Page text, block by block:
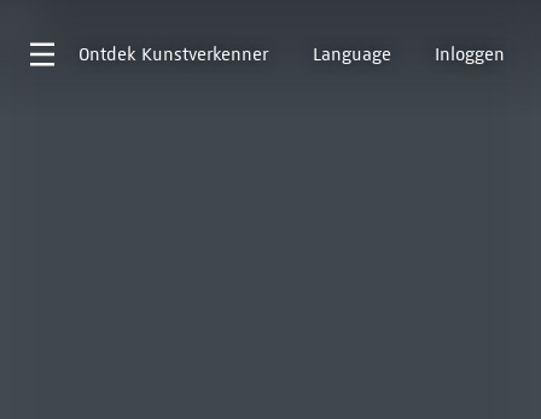
Ontdek Kunstverkenner Language Inloggen